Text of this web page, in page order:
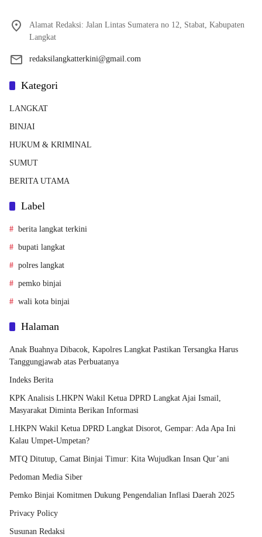
Alamat Redaksi: Jalan Lintas Sumatera no 12, Stabat, Kabupaten
Langkat
redaksilangkatterkini@gmail.com
Kategori
LANGKAT
BINJAI
HUKUM & KRIMINAL
SUMUT
BERITA UTAMA
Label
berita langkat terkini
bupati langkat
polres langkat
pemko binjai
wali kota binjai
Halaman
Anak Buahnya Dibacok, Kapolres Langkat Pastikan Tersangka Harus
Tanggungjawab atas Perbuatanya
Indeks Berita
KPK Analisis LHKPN Wakil Ketua DPRD Langkat Ajai Ismail,
Masyarakat Diminta Berikan Informasi
LHKPN Wakil Ketua DPRD Langkat Disorot, Gempar: Ada Apa Ini
Kalau Umpet-Umpetan?
MTQ Ditutup, Camat Binjai Timur: Kita Wujudkan Insan Qur’ani
Pedoman Media Siber
Pemko Binjai Komitmen Dukung Pengendalian Inflasi Daerah 2025
Privacy Policy
Susunan Redaksi